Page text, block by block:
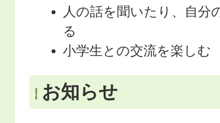
人の話を聞いたり、自分
る
小学生との交流を楽しむ
お知らせ